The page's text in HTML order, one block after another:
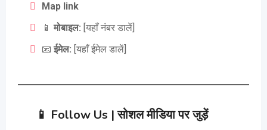
Map link
📱मोबाइल: [यहाँ नंबर डालें]
📧ईमेल: [यहाँ ईमेल डालें]
📱 Follow Us | सोशल मीडिया पर जुड़ें